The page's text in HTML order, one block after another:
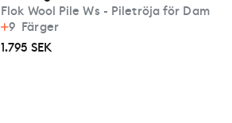
Flok Wool Pile Ws - Piletröja för Dam
9 Färger
1.795 SEK